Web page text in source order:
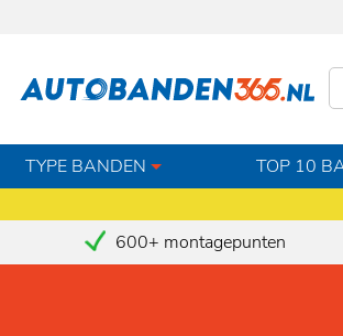
TYPE BANDEN TOP 10
600+ montagepunten